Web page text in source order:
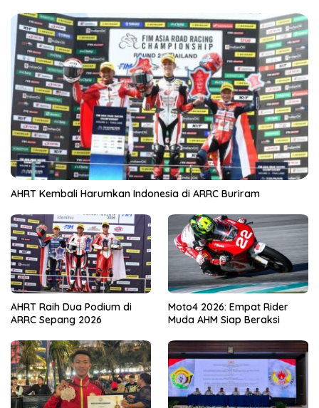
AHRT Kembali Harumkan Indonesia di ARRC Buriram
AHRT Raih Dua Podium di
ARRC Sepang 2026
Moto4 2026: Empat Rider
Muda AHM Siap Beraksi